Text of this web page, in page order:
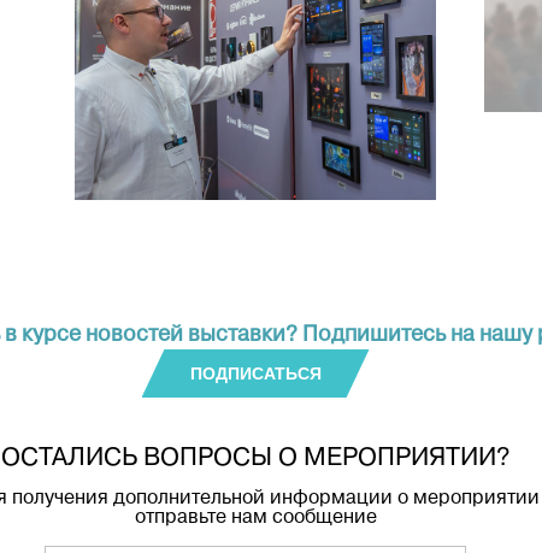
в курсе новостей выставки? Подпишитесь на нашу
ПОДПИСАТЬСЯ
ОСТАЛИСЬ ВОПРОСЫ О МЕРОПРИЯТИИ?
получения дополнительной информации о мероприятии
отправьте нам сообщение